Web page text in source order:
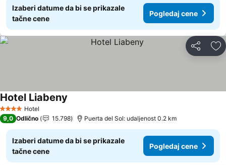
Izaberi datume da bi se prikazale
tačne cene
Pogledaj cene
Deli
4 ZvezdiceHotel
Hotel Liabeny
9,0 Odlično 15.798 Puerta del Sol: udaljenost 0.2 km
Izaberi datume da bi se prikazale
tačne cene
Pogledaj cene